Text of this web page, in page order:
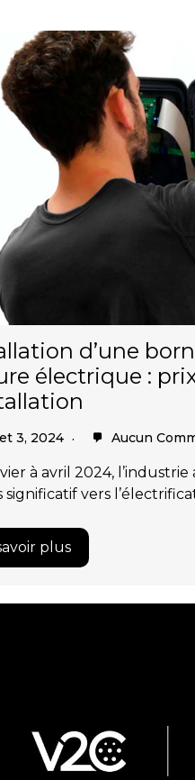
d’une
électrique :
3, 2024 Aucun
à avril 2024,
significatif vers
plus